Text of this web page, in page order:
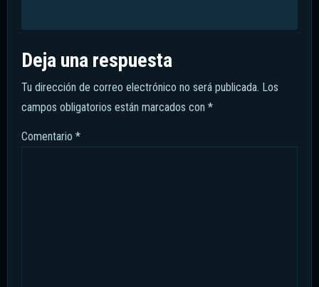
Deja una respuesta
Tu dirección de correo electrónico no será publicada. Los
campos obligatorios están marcados con*
Comentario*